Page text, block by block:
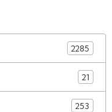
2285
21
253